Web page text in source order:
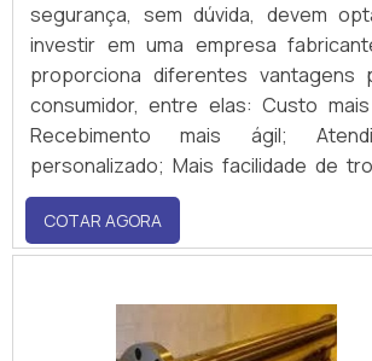
segurança, sem dúvida, devem
investir em uma empresa
proporciona diferentes vantagens
consumidor, entre elas: Custo
Recebimento mais ágil;
personalizado; Mais facilidade de
casos de danos ou falhas. Além
benefícios, optar por uma
fabricante desse tipo de peça é
preponderante para assegurar uma.
COTAR AGORA